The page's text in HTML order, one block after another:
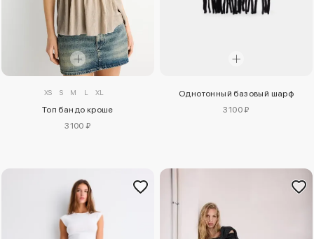
XS S M L XL
Топ бандо кроше
3100 ₽
Однотонный базовый шарф
3100 ₽